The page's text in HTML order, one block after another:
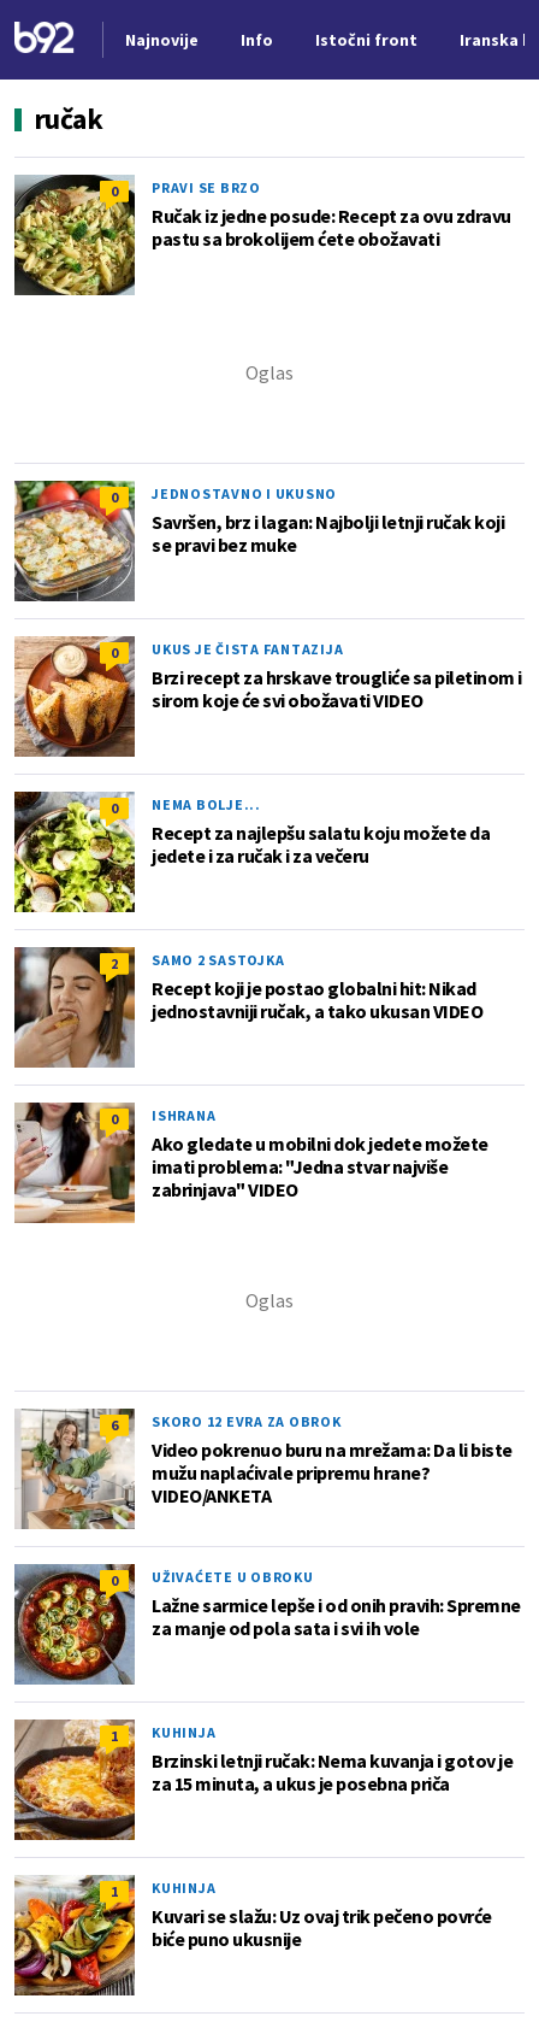
Najnovije Info Istočni front Iranska
ručak
0 PRAVI SE BRZO
Ručak iz jedne posude: Recept za ovu zdravu
pastu sa brokolijem ćete obožavati
0 JEDNOSTAVNO I UKUSNO
Savršen, brz i lagan: Najbolji letnji ručak koji
se pravi bez muke
0 UKUS JE ČISTA FANTAZIJA
Brzi recept za hrskave trougliće sa piletinom i
sirom koje će svi obožavati VIDEO
0 NEMA BOLJE...
Recept za najlepšu salatu koju možete da
jedete i za ručak i za večeru
2 SAMO 2 SASTOJKA
Recept koji je postao globalni hit: Nikad
jednostavniji ručak, a tako ukusan VIDEO
0 ISHRANA
Ako gledate u mobilni dok jedete možete
imati problema: "Jedna stvar najviše
zabrinjava" VIDEO
6 SKORO 12 EVRA ZA OBROK
Video pokrenuo buru na mrežama: Da li biste
mužu naplaćivale pripremu hrane?
VIDEO/ANKETA
0 UŽIVAĆETE U OBROKU
Lažne sarmice lepše i od onih pravih: Spremne
za manje od pola sata i svi ih vole
1 KUHINJA
Brzinski letnji ručak: Nema kuvanja i gotov je
za 15 minuta, a ukus je posebna priča
1 KUHINJA
Kuvari se slažu: Uz ovaj trik pečeno povrće
biće puno ukusnije